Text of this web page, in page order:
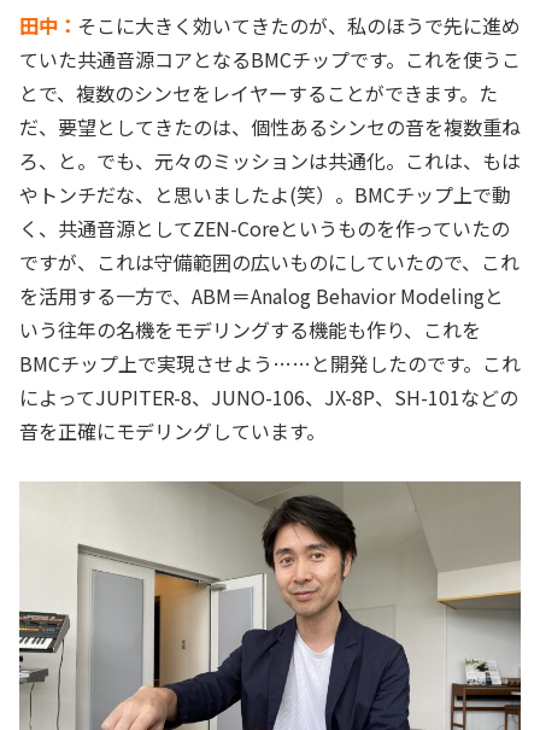
田中： そこに大きく効いてきたのが、私のほうで先に進め
ていた共通音源コアとなるBMCチップです。これを使うこ
とで、複数のシンセをレイヤーすることができます。た
だ、要望としてきたのは、個性あるシンセの音を複数重ね
ろ、と。でも、元々のミッションは共通化。これは、もは
やトンチだな、と思いましたよ(笑）。BMCチップ上で動
く、共通音源としてZEN-Coreというものを作っていたの
ですが、これは守備範囲の広いものにしていたので、これ
を活用する一方で、ABM＝Analog Behavior Modelingと
いう往年の名機をモデリングする機能も作り、これを
BMCチップ上で実現させよう……と開発したのです。これ
によってJUPITER-8、JUNO-106、JX-8P、SH-101などの
音を正確にモデリングしています。